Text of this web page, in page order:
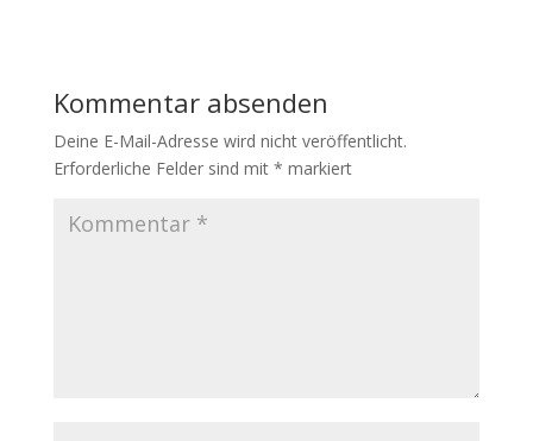
Kommentar absenden
Deine E-Mail-Adresse wird nicht veröffentlicht.
Erforderliche Felder sind mit * markiert